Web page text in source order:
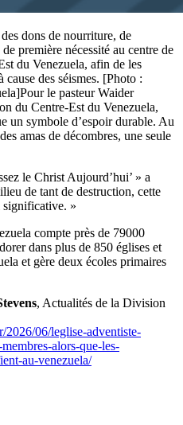
dons de nourriture, de
première nécessité au centre de
du Venezuela, afin de les
des séismes. [Photo :
le pasteur Waider
du Centre-Est du Venezuela,
un symbole d’espoir durable. Au
amas de décombres, une seule
le Christ Aujourd’hui’ » a
de tant de destruction, cette
significative. »
compte près de 79000
dans plus de 850 églises et
et gère deux écoles primaires
, Actualités de la Division
2026/06/leglise-adventiste-
alors-que-les-
au-venezuela/